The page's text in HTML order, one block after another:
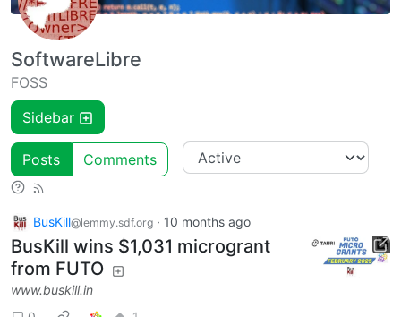
SoftwareLibre
FOSS
Sidebar
Posts Comments
BusKill@lemmy.sdf.org · 10 months ago
BusKill wins $1,031 microgrant
from FUTO
www.buskill.in